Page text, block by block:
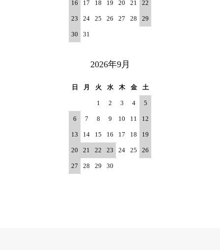
16 17 18 19 20 21 22
23 24 25 26 27 28 29
30 31
2026年9月
日 月 火 水 木 金 土
1 2 3 4 5
6 7 8 9 10 11 12
13 14 15 16 17 18 19
20 21 22 23 24 25 26
27 28 29 30